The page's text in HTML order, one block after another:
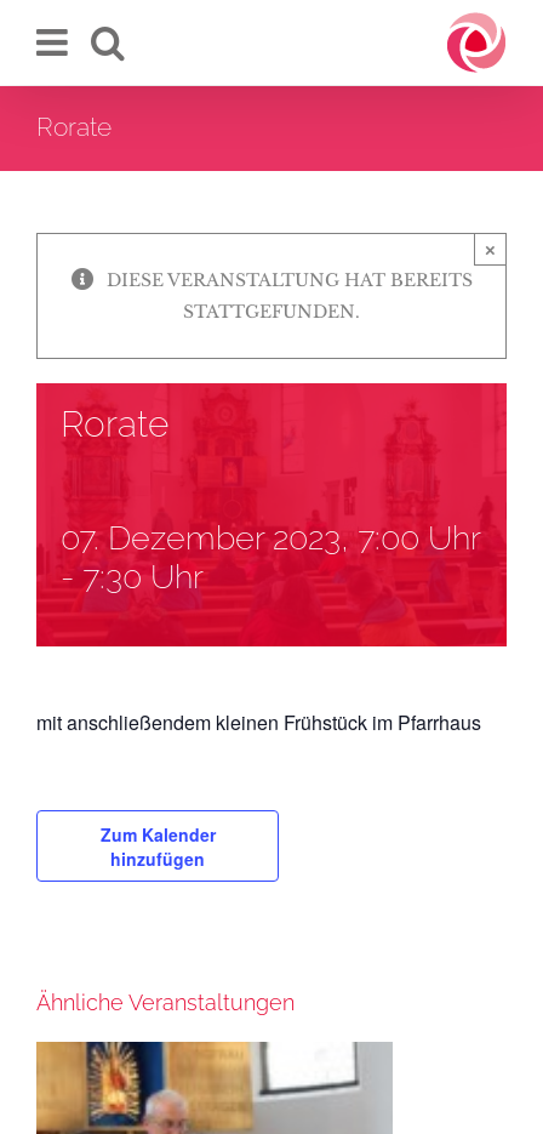
Inhalt
Rorate
×
DIESE VERANSTALTUNG HAT BEREITS
STATTGEFUNDEN.
Rorate
07. Dezember 2023, 7:00 Uhr
-7:30 Uhr
mit anschließendem kleinen Frühstück im Pfarrhaus
Zum Kalender
hinzufügen
Ähnliche Veranstaltungen